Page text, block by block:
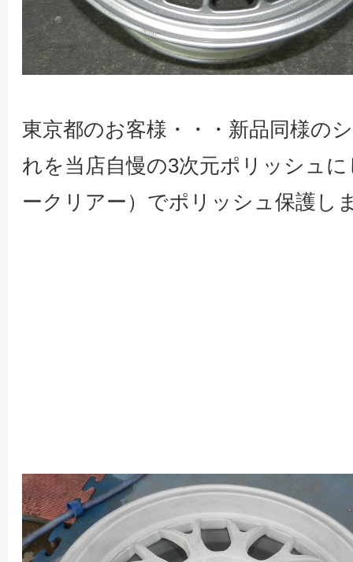
東京都のお客様・・・新品同様の
れを当店自慢の3次元ポリッシュ
ークリアー）でポリッシュ保護し